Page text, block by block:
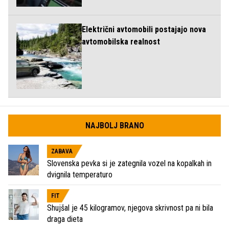
Električni avtomobili postajajo nova
avtomobilska realnost
NAJBOLJ BRANO
ZABAVA
Slovenska pevka si je zategnila vozel na kopalkah in
dvignila temperaturo
FIT
Shujšal je 45 kilogramov, njegova skrivnost pa ni bila
draga dieta